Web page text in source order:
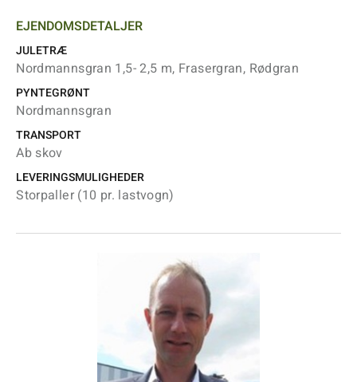
EJENDOMSDETALJER
JULETRÆ
Nordmannsgran 1,5- 2,5 m, Frasergran, Rødgran
PYNTEGRØNT
Nordmannsgran
TRANSPORT
Ab skov
LEVERINGSMULIGHEDER
Storpaller (10 pr. lastvogn)